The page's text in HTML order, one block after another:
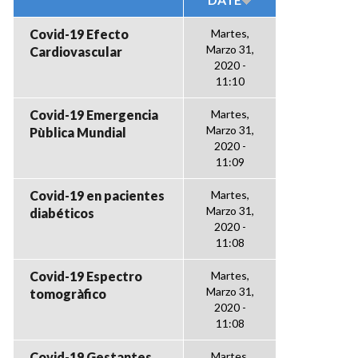
Covid-19 Efecto
Cardiovascular
Martes,
Marzo 31,
2020 -
11:10
Covid-19 Emergencia
Pùblica Mundial
Martes,
Marzo 31,
2020 -
11:09
Covid-19 en pacientes
diabéticos
Martes,
Marzo 31,
2020 -
11:08
Covid-19 Espectro
tomogràfico
Martes,
Marzo 31,
2020 -
11:08